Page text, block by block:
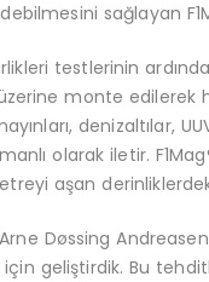
sağlayan
testlerinin
monte
denizaltılar,
olarak iletir.
aşan
Døssing
geliştirdik. Bu